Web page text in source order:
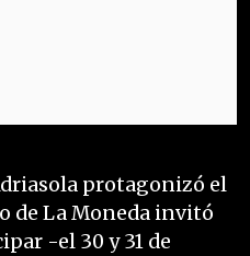
protagonizó el
de La Moneda invitó
-el 30 y 31 de